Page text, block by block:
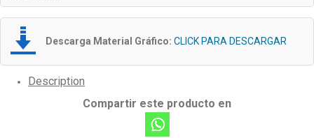
Descarga Material Gráfico: CLICK PARA DESCARGAR
Description
Compartir este producto en